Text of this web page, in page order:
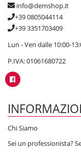
info@demshop.it
+39 0805044114
+39 3351703409
Lun - Ven dalle 10:00-
P.IVA: 01061680722
Chi Siamo
Sei un professionista?